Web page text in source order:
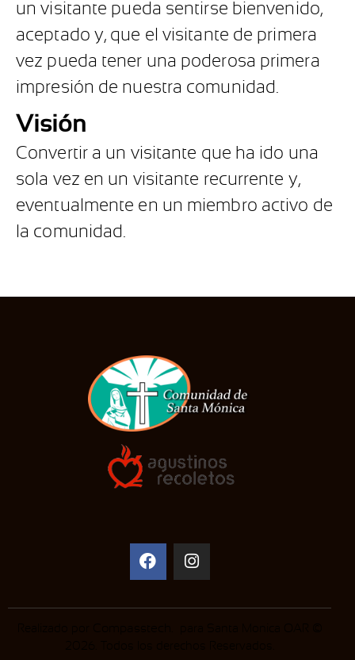
un visitante pueda sentirse bienvenido,
aceptado y, que el visitante de primera
vez pueda tener una poderosa primera
impresión de nuestra comunidad.
Visión
Convertir a un visitante que ha ido una
sola vez en un visitante recurrente y,
eventualmente en un miembro activo de
la comunidad.